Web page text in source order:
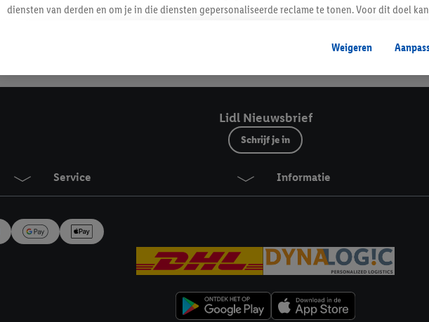
Lidl Nieuwsbrief
Lidl Nieuwsbrief
Schrijf je in
Service Informatie
diensten van derden en om je in die diensten gepersonaliseerde reclame te tonen. Voor dit doel
Als je hiervoor toestemming geeft, dan kunnen retargeting advertenties worden weergegeven
eerder interesse hebt getoond (bijvoorbeeld door het product in een winkelmandje van een online
Lidl-diensten worden weergegeven, als verschillende eindapparaten en Lidl-diensten, met behulp
mailadres en met eventuele andere identifiers of met identifiers waarover Criteo S.A. beschikt, aan
verwerkingsdoeleinden je instemt. Verder kan je er meer informatie vinden over de
Door te klikken op "Weigeren", kies je voor de optie dat er enkel technisch noodzakelijke cookies
Door op "Akkoord" te klikken, stem je in met alle verwerkingen voor alle bovengenoemde
inclusief over de opslagperiode van de gegevens en je recht om jouw toestemming op elk gewenst
privacyverklaring.Je vindt de impressum voor de Lidl website hier.Klik
over de cookies die wij inzetten.
Weigeren